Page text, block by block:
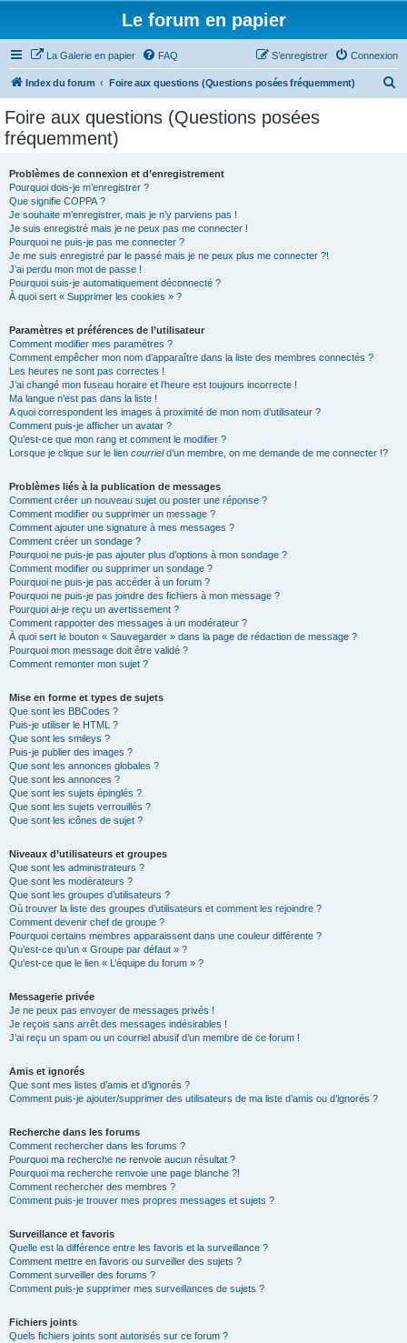
Le forum en papier
La Galerie en papier FAQ Connexion
S’enregistrer
Index du forum Foire aux questions (Questions posées fréquemment)
Foire aux questions (Questions posées
fréquemment)
Problèmes de connexion et d’enregistrement
Pourquoi dois-je m’enregistrer ?
Que signifie COPPA ?
Je souhaite m’enregistrer, mais je n’y parviens pas !
Je suis enregistré mais je ne peux pas me connecter !
Pourquoi ne puis-je pas me connecter ?
Je me suis enregistré par le passé mais je ne peux plus me connecter ?!
J’ai perdu mon mot de passe !
Pourquoi suis-je automatiquement déconnecté ?
À quoi sert « Supprimer les cookies » ?
Paramètres et préférences de l’utilisateur
Comment modifier mes paramètres ?
Comment empêcher mon nom d’apparaître dans la liste des membres connectés ?
Les heures ne sont pas correctes !
J’ai changé mon fuseau horaire et l’heure est toujours incorrecte !
Ma langue n’est pas dans la liste !
A quoi correspondent les images à proximité de mon nom d’utilisateur ?
Comment puis-je afficher un avatar ?
Qu’est-ce que mon rang et comment le modifier ?
Lorsque je clique sur le lien courrield’un membre, on me demande de me connecter !?
Problèmes liés à la publication de messages
Comment créer un nouveau sujet ou poster une réponse ?
Comment modifier ou supprimer un message ?
Comment ajouter une signature à mes messages ?
Comment créer un sondage ?
Pourquoi ne puis-je pas ajouter plus d’options à mon sondage ?
Comment modifier ou supprimer un sondage ?
Pourquoi ne puis-je pas accéder à un forum ?
Pourquoi ne puis-je pas joindre des fichiers à mon message ?
Pourquoi ai-je reçu un avertissement ?
Comment rapporter des messages à un modérateur ?
À quoi sert le bouton « Sauvegarder » dans la page de rédaction de message ?
Pourquoi mon message doit être validé ?
Comment remonter mon sujet ?
Mise en forme et types de sujets
Que sont les BBCodes ?
Puis-je utiliser le HTML ?
Que sont les smileys ?
Puis-je publier des images ?
Que sont les annonces globales ?
Que sont les annonces ?
Que sont les sujets épinglés ?
Que sont les sujets verrouillés ?
Que sont les icônes de sujet ?
Niveaux d’utilisateurs et groupes
Que sont les administrateurs ?
Que sont les modérateurs ?
Que sont les groupes d’utilisateurs ?
Où trouver la liste des groupes d’utilisateurs et comment les rejoindre ?
Comment devenir chef de groupe ?
Pourquoi certains membres apparaissent dans une couleur différente ?
Qu’est-ce qu’un « Groupe par défaut » ?
Qu’est-ce que le lien « L’équipe du forum » ?
Messagerie privée
Je ne peux pas envoyer de messages privés !
Je reçois sans arrêt des messages indésirables !
J’ai reçu un spam ou un courriel abusif d’un membre de ce forum !
Amis et ignorés
Que sont mes listes d’amis et d’ignorés ?
Comment puis-je ajouter/supprimer des utilisateurs de ma liste d’amis ou d’ignorés ?
Recherche dans les forums
Comment rechercher dans les forums ?
Pourquoi ma recherche ne renvoie aucun résultat ?
Pourquoi ma recherche renvoie une page blanche ?!
Comment rechercher des membres ?
Comment puis-je trouver mes propres messages et sujets ?
Surveillance et favoris
Quelle est la différence entre les favoris et la surveillance ?
Comment mettre en favoris ou surveiller des sujets ?
Comment surveiller des forums ?
Comment puis-je supprimer mes surveillances de sujets ?
Fichiers joints
Quels fichiers joints sont autorisés sur ce forum ?